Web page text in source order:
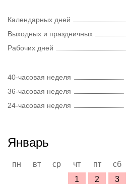
Календарных дней
Выходных и праздничных
Рабочих дней
40-часовая неделя
36-часовая неделя
24-часовая неделя
Январь
пн вт ср чт пт сб
1
2 3